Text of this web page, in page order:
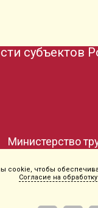
субъектов
cookie, чтобы
Согласие на обработку